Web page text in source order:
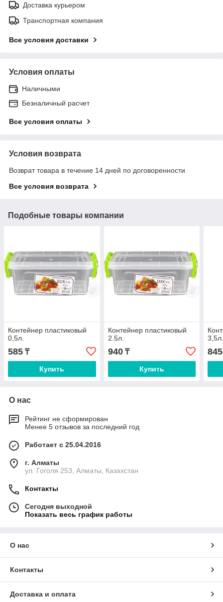
Доставка курьером
Транспортная компания
Все условия доставки
Условия оплаты
Наличными
Безналичный расчет
Все условия оплаты
Условия возврата
Возврат товара в течение 14 дней по договоренности
Все условия возврата
Подобные товары компании
Контейнер пластиковый
0,5л.
585 ₸
Купить
Контейнер пластиковый
2.5л.
940₸
Купить
845
О нас
Рейтинг не сформирован
Менее 5 отзывов за последний год
Работает с 25.04.2016
г. Алматы
ул. Гоголя 253, Алматы, Казахстан
Контакты
Сегодня выходной
Показать весь график работы
О нас
Контакты
Доставка и оплата